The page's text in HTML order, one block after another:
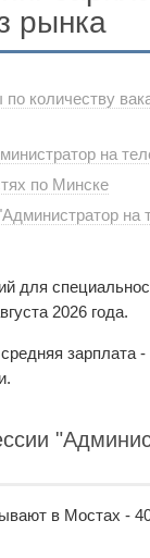
рынка
количеству
на
по Минске
на
для
2026 года.
зарплата
в Мостах -